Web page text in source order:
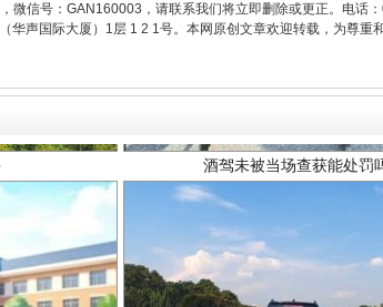
微信号：GAN160003，请联系我们将立即删除或更正。电话
声国际大厦）1层 1 2 1号。本网原创文章欢迎转载，为尊重
酒驾未被当场查获能处罚